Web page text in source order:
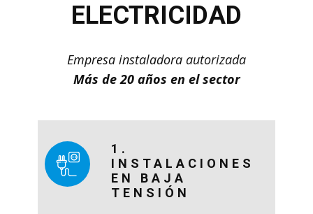
ELECTRICIDAD
Empresa instaladora autorizada
Más de 20 años en el sector
1.
INSTALACIONES
EN BAJA
TENSIÓN